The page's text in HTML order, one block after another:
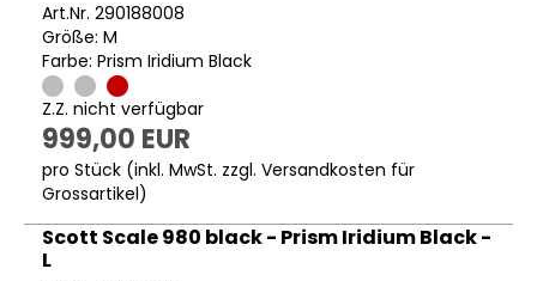
Art.Nr. 290188008
Größe: M
Farbe: Prism Iridium Black
Z.Z. nicht verfügbar
999,00 EUR
pro Stück (inkl. MwSt. zzgl. Versandkosten für
Grossartikel)
Scott Scale 980 black - Prism Iridium Black -
L